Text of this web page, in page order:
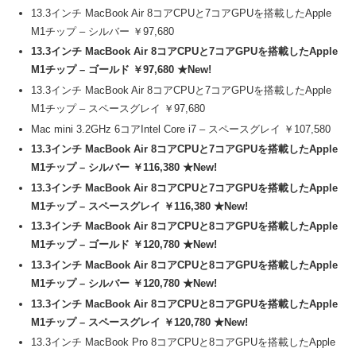
13.3インチ MacBook Air 8コアCPUと7コアGPUを搭載したApple
M1チップ – シルバー ￥97,680
13.3インチ MacBook Air 8コアCPUと7コアGPUを搭載したApple
M1チップ – ゴールド ￥97,680 ★New!
13.3インチ MacBook Air 8コアCPUと7コアGPUを搭載したApple
M1チップ – スペースグレイ ￥97,680
Mac mini 3.2GHz 6コアIntel Core i7 – スペースグレイ ￥107,580
13.3インチ MacBook Air 8コアCPUと7コアGPUを搭載したApple
M1チップ – シルバー ￥116,380 ★New!
13.3インチ MacBook Air 8コアCPUと7コアGPUを搭載したApple
M1チップ – スペースグレイ ￥116,380 ★New!
13.3インチ MacBook Air 8コアCPUと8コアGPUを搭載したApple
M1チップ – ゴールド ￥120,780 ★New!
13.3インチ MacBook Air 8コアCPUと8コアGPUを搭載したApple
M1チップ – シルバー ￥120,780 ★New!
13.3インチ MacBook Air 8コアCPUと8コアGPUを搭載したApple
M1チップ – スペースグレイ ￥120,780 ★New!
13.3インチ MacBook Pro 8コアCPUと8コアGPUを搭載したApple